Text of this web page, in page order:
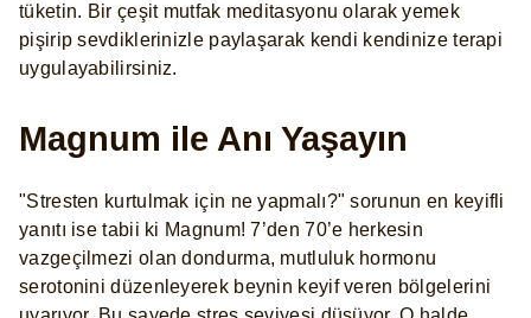
tüketin. Bir çeşit mutfak meditasyonu olarak yemek
pişirip sevdiklerinizle paylaşarak kendi kendinize terapi
uygulayabilirsiniz.
Magnum ile Anı Yaşayın
"Stresten kurtulmak için ne yapmalı?" sorunun en keyifli
yanıtı ise tabii ki Magnum! 7’den 70’e herkesin
vazgeçilmezi olan dondurma, mutluluk hormonu
serotonini düzenleyerek beynin keyif veren bölgelerini